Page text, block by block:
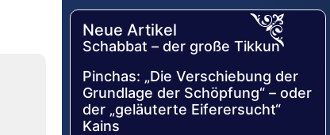
Neue Artikel
Schabbat – der große Tikkun
Pinchas: „Die Verschiebung der
Grundlage der Schöpfung“ – oder
der „geläuterte Eiferersucht“
Kains